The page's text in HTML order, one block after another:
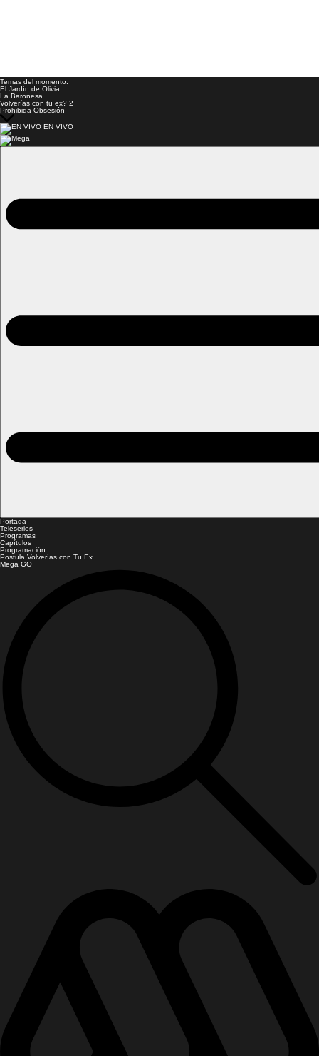
Temas del momento:
El Jardín de Olivia
La Baronesa
Volverías con tu ex? 2
Prohibida Obsesión
EN VIVO
Portada
Teleseries
Programas
Capítulos
Programación
Postula Volverías con Tu Ex
Mega GO